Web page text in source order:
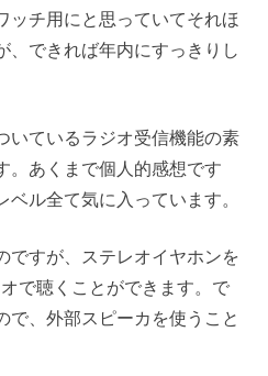
ッチ用にと思っていてそれほ
、できれば年内にすっきりし
いているラジオ受信機能の素
。あくまで個人的感想です
ル全て気に入っています。
ですが、ステレオイヤホンを
で聴くことができます。で
で、外部スピーカを使うこと